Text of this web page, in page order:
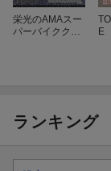
【 regulars &
「関門〜周防を望
◆ 愛の絶版車2＆4
る男
栄光のAMAスー
パーバイククロ
E
ランキング